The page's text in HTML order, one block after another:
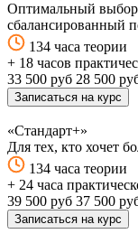
Оптимальный выбор
сбалансированный
134 часа теории
+ 18 часов
33 500 руб 28 500
Записаться на курс
«Стандарт+»
Для тех, кто хочет
134 часа теории
+ 24 часа
39 500 руб 37 500
Записаться на курс